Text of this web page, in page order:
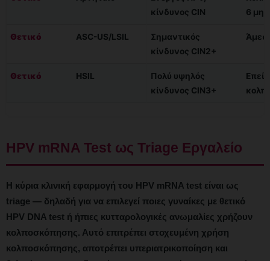
κίνδυνος CIN
6
Θετικό ASC-US/LSIL
Σημαντικός
κίνδυνος CIN2+
Θετικό HSIL
Πολύ υψηλός
κίνδυνος CIN3+
HPV mRNA Test ως Triage Εργαλείο
Η κύρια κλινική εφαρμογή του HPV mRNA test είναι ως
triage — δηλαδή για να επιλεγεί ποιες γυναίκες με θετικό
HPV DNA test ή ήπιες κυτταρολογικές ανωμαλίες χρήζουν
κολποσκόπησης. Αυτό επιτρέπει στοχευμένη χρήση
κολποσκόπησης, αποτρέπει υπεριατρικοποίηση και